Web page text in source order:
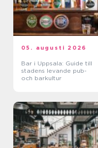
05. augusti 2026
Bar i Uppsala: Guide till
stadens levande pub-
och barkultur